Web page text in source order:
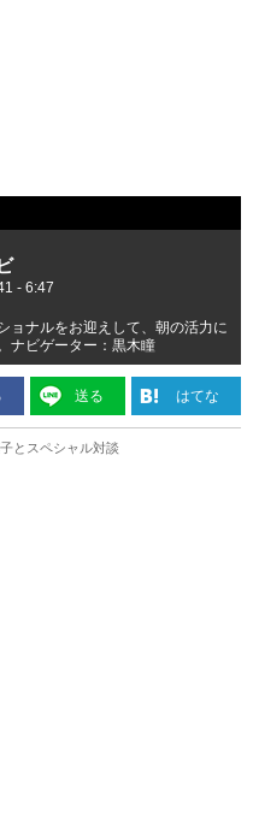
- 6:47
ョナルをお迎えして、朝の活力に
ナビゲーター：黒木瞳
送る はてな
とスペシャル対談